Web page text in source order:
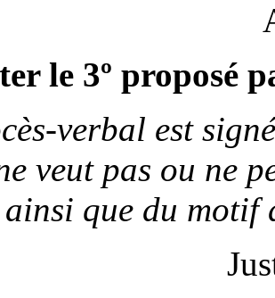
le 3º proposé
verbal est
veut pas ou ne
que du motif